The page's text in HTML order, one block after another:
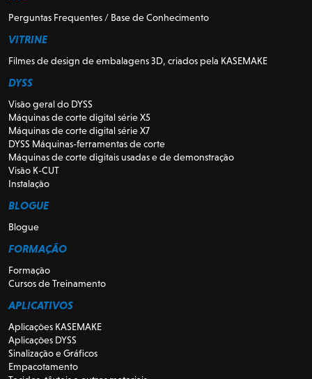
Perguntas Frequentes / Base de Conhecimento
VITRINE
Filmes de design de embalagens 3D, criados pela KASEMAKE
DYSS
Visão geral do DYSS
Máquinas de corte digital série X5
Máquinas de corte digital série X7
DYSS Máquinas-ferramentas de corte
Máquinas de corte digitais usadas e de demonstração
Visão K-CUT
Instalação
BLOGUE
Blogue
FORMAÇÃO
Formação
Cursos de Treinamento
APLICATIVOS
Aplicações KASEMAKE
Aplicações DYSS
Sinalização e Gráficos
Empacotamento